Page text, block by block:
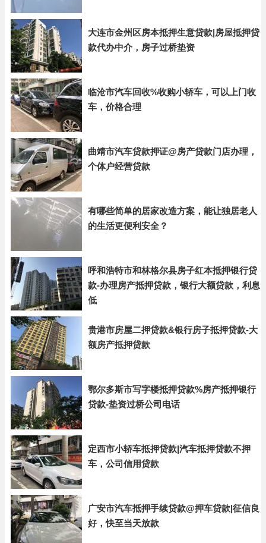
大连市金州区房本抵押生意贷款|房屋抵押贷
款代办中介，房子过桥垫资
临沧市汽车回收%收购小轿车，可以上门收
车，价格合理
曲靖市汽车贷款押证@房产贷款门店办理，
个体户经营贷款
有哪些简单的居家改造方案，能让独居老人
的生活更便利安全？
呼和浩特市和林格尔县房子红本抵押银行贷
款-办理房产抵押贷款，银行大额贷款，利息
低
贵港市房屋二押贷款&银行房子抵押贷款-大
额房产抵押贷款
鄂尔多斯市写字楼抵押贷款%房产抵押银行
贷款-垫资过桥公司电话
定西市小轿车抵押贷款|汽车抵押贷款不押
车，公司信用贷款
广安市汽车抵押手续贷款@押车贷款|征信良
好，快至当天放款